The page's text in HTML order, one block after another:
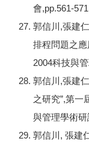
會,pp.561-
郭信川,張建
排程問題之
2004科技與
郭信川,張建
之研究”,第一
與管理學術
郭信川, 張建